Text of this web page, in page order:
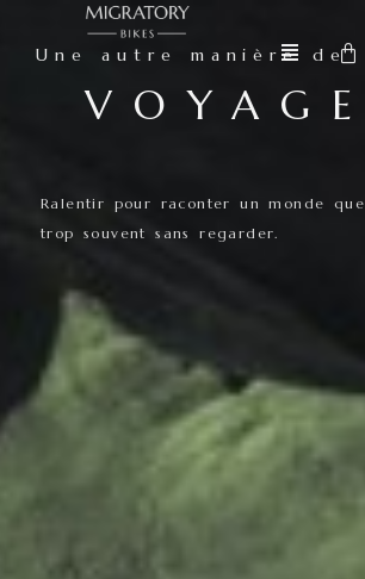
Une autre manière de
Ralentir pour raconter un monde
trop souvent sans regarder.